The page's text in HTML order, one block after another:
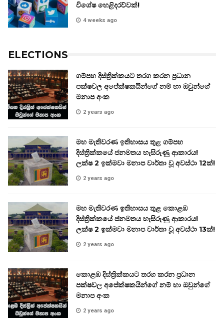
විශේෂ හෙළිදරව්වක්!
4 weeks ago
ELECTIONS
ගම්පහ දිස්ත්‍රික්කයට තරග කරන ප්‍රධාන
පක්ෂවල අපේක්ෂකයින්ගේ නම් හා ඔවුන්ගේ
මනාප අංක
2 years ago
මහ මැතිවරණ ඉතිහාසය තුළ ගම්පහ
දිස්ත්‍රික්කයේ ජනමතය හැසිරුණු ආකාරය!
ලක්ෂ 2 ඉක්මවා මනාප වාර්තා වූ අවස්ථා 12ක්!
2 years ago
මහ මැතිවරණ ඉතිහාසය තුළ කොළඹ
දිස්ත්‍රික්කයේ ජනමතය හැසිරුණු ආකාරය!
ලක්ෂ 2 ඉක්මවා මනාප වාර්තා වූ අවස්ථා 13ක්!
2 years ago
කොළඹ දිස්ත්‍රික්කයට තරග කරන ප්‍රධාන
පක්ෂවල අපේක්ෂකයින්ගේ නම් හා ඔවුන්ගේ
මනාප අංක
2 years ago